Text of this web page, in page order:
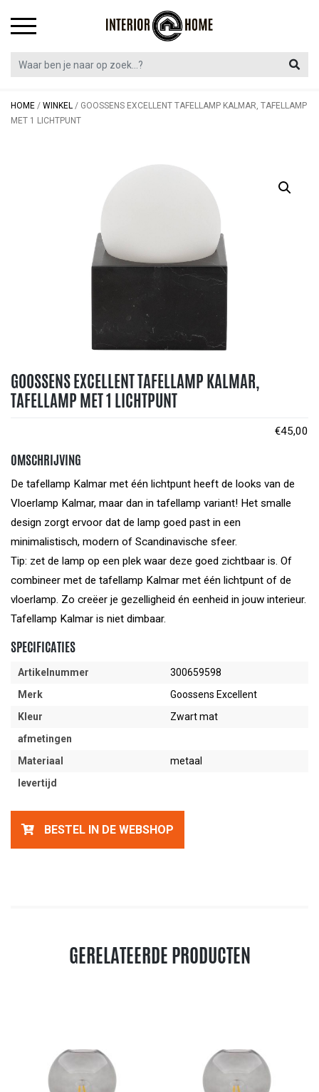
HOME / WINKEL / GOOSSENS EXCELLENT TAFELLAMP KALMAR, TAFELLAMP
MET 1 LICHTPUNT
GOOSSENS EXCELLENT TAFELLAMP KALMAR,
TAFELLAMP MET 1 LICHTPUNT
€45,00
OMSCHRIJVING
De tafellamp Kalmar met één lichtpunt heeft de looks van de
Vloerlamp Kalmar, maar dan in tafellamp variant! Het smalle
design zorgt ervoor dat de lamp goed past in een
minimalistisch, modern of Scandinavische sfeer.
Tip: zet de lamp op een plek waar deze goed zichtbaar is. Of
combineer met de tafellamp Kalmar met één lichtpunt of de
vloerlamp. Zo creëer je gezelligheid én eenheid in jouw interieur.
Tafellamp Kalmar is niet dimbaar.
SPECIFICATIES
Artikelnummer
300659598
Merk
Goossens Excellent
Kleur
Zwart mat
afmetingen
Materiaal
metaal
levertijd
BESTEL IN DE WEBSHOP
GERELATEERDE PRODUCTEN